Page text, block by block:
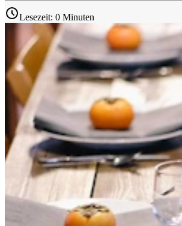
Lesezeit: 0 Minuten